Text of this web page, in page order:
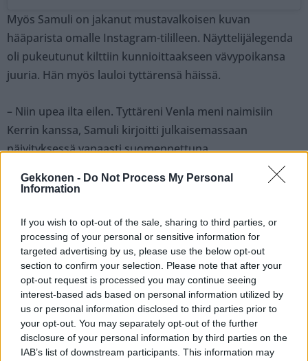
Gekkonen - Do Not Process My Personal
Information
If you wish to opt-out of the sale, sharing to third parties, or
processing of your personal or sensitive information for
targeted advertising by us, please use the below opt-out
section to confirm your selection. Please note that after your
opt-out request is processed you may continue seeing
interest-based ads based on personal information utilized by
us or personal information disclosed to third parties prior to
your opt-out. You may separately opt-out of the further
disclosure of your personal information by third parties on the
IAB’s list of downstream participants. This information may
Myös Samuli on jakanut mustavalkoisen kuvan
hääparista omalle Instagram-tililleen. Näyttelijälegenda
oli pukeutunut kilttiin kunnioittaakseen vävypoikansa
juuria. Hän myös lauloi tyttärensä häissä.
– Niin upea ilta eilen. Tyttäreni Venla meni naimisiin
Kerrin kanssa, Samuli kirjoitti julkaisemassaan
päivityksessä vapaasti suomennettuna.